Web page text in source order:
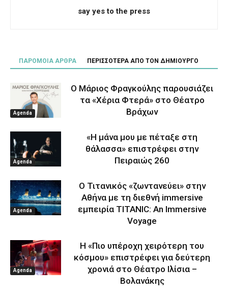
say yes to the press
ΠΑΡΟΜΟΙΑ ΑΡΘΡΑ ΠΕΡΙΣΣΟΤΕΡΑ ΑΠΟ ΤΟΝ ΔΗΜΙΟΥΡΓΟ
Agenda
Ο Μάριος Φραγκούλης παρουσιάζει
τα «Χέρια Φτερά» στο Θέατρο
Βράχων
Agenda
«Η μάνα μου με πέταξε στη
θάλασσα» επιστρέφει στην
Πειραιώς 260
Agenda
Ο Τιτανικός «ζωντανεύει» στην
Αθήνα με τη διεθνή immersive
εμπειρία TITANIC: An Immersive
Voyage
Agenda
Η «Πιο υπέροχη χειρότερη του
κόσμου» επιστρέφει για δεύτερη
χρονιά στο Θέατρο Ιλίσια –
Βολανάκης